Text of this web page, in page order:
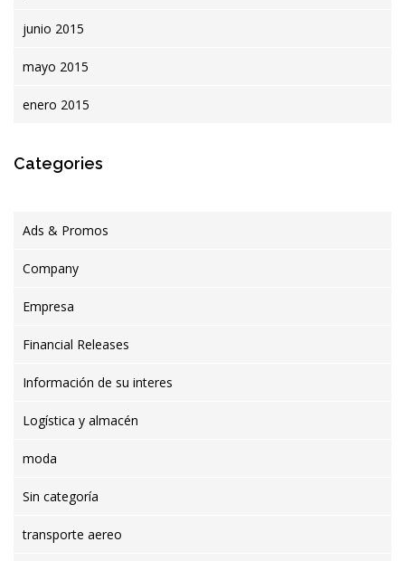
junio 2015
mayo 2015
enero 2015
Categories
Ads & Promos
Company
Empresa
Financial Releases
Información de su interes
Logística y almacén
moda
Sin categoría
transporte aereo